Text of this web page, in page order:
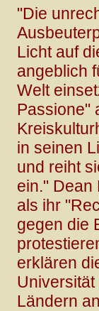
"Die
Licht auf
angeblich
Welt
Passione"
in seinen
und reiht
ein." Dean
als ihr
gegen die
erklären
Ländern